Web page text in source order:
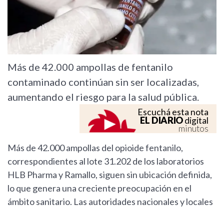
Más de 42.000 ampollas de fentanilo
contaminado continúan sin ser localizadas,
aumentando el riesgo para la salud pública.
Escuchá esta nota
EL DIARIOdigital
minutos
Más de 42.000 ampollas del opioide fentanilo,
correspondientes al lote 31.202 de los laboratorios
HLB Pharma y Ramallo, siguen sin ubicación definida,
lo que genera una creciente preocupación en el
ámbito sanitario. Las autoridades nacionales y locales